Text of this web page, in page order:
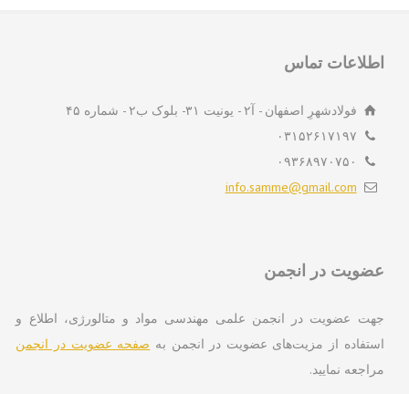
تماس
فولادشهرِ اصفهان - آ۲ - یونیت ۳۱- بلوک ب۲ - شماره ۴۵
۰۳۱۵۲۶۱۷۱۹۷
۰۹۳۶۸۹۷۰۷۵۰
info.samme@gmail.com
در انجمن
عضویت در انجمن علمی مهندسی مواد و متالورژی، اطلاع و
از مزیت‌های عضویت در انجمن بهصفحه عضویت در انجمن
نمایید.